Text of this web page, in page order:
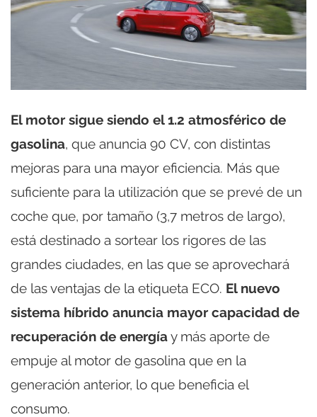
El motor sigue siendo el 1.2 atmosférico de
gasolina, que anuncia 90 CV, con distintas
mejoras para una mayor eficiencia. Más que
suficiente para la utilización que se prevé de un
coche que, por tamaño (3,7 metros de largo),
está destinado a sortear los rigores de las
grandes ciudades, en las que se aprovechará
de las ventajas de la etiqueta ECO. El nuevo
sistema híbrido anuncia mayor capacidad de
recuperación de energíay más aporte de
empuje al motor de gasolina que en la
generación anterior, lo que beneficia el
consumo.